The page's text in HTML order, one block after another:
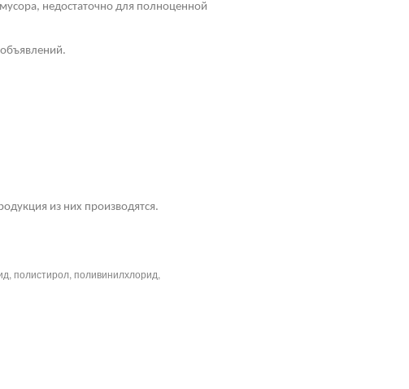
недостаточно для полноценной
из них производятся.
полистирол, поливинилхлорид,